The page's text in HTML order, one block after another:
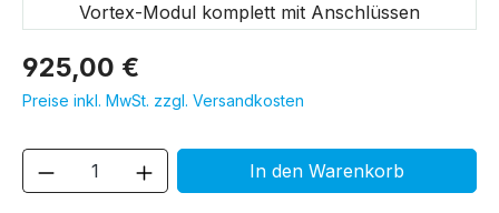
925,00 €
Preise inkl. MwSt. zzgl. Versandkosten
Vortex-Modul komplett mit Anschlüssen
Produkt Anzahl: Gib denIn den Warenkorb